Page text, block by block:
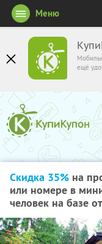
ещё
Меню
Скидка 35% на
или номере в
человек на базе